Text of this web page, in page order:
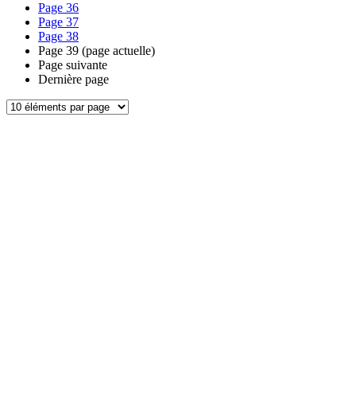
Page 36
Page 37
Page 38
Page 39 (page actuelle)
Page suivante
Dernière page